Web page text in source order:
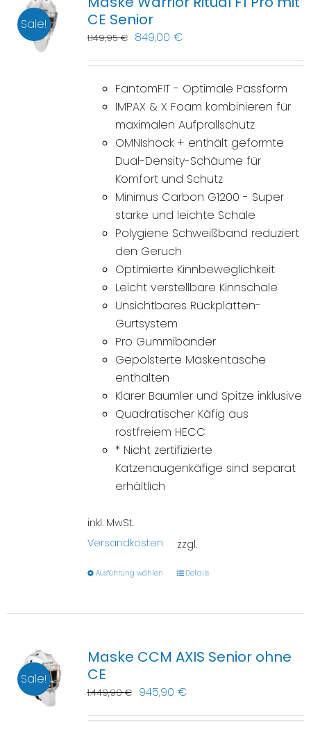
Sale!
CE Senior
1.149,95€ 849,00 €
FantomFIT - Optimale Passform
IMPAX & X Foam kombinieren für
maximalen Aufprallschutz
OMNIshock + enthält geformte
Dual-Density-Schäume für
Komfort und Schutz
Minimus Carbon G1200 - Super
starke und leichte Schale
Polygiene Schweißband reduziert
den Geruch
Optimierte Kinnbeweglichkeit
Leicht verstellbare Kinnschale
Unsichtbares Rückplatten-
Gurtsystem
Pro Gummibänder
Gepolsterte Maskentasche
enthalten
Klarer Baumler und Spitze inklusive
Quadratischer Käfig aus
rostfreiem HECC
* Nicht zertifizierte
Katzenaugenkäfige sind separat
erhältlich
inkl. MwSt.
zzgl.
Versandkosten
Ausführung wählen Details
Sale!
Maske CCM AXIS Senior ohne
CE
1.449,90€ 945,90 €